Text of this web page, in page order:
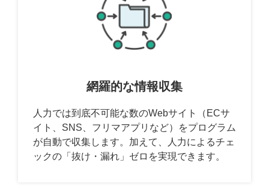
網羅的な情報収集
人力では到底不可能な数のWebサイト（ECサ
イト、SNS、フリマアプリなど）をプログラム
が自動で収集します。加えて、人力によるチェ
ックの「抜け・漏れ」ゼロを実現できます。